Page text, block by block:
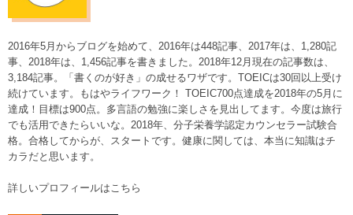
2016年5月からブログを始めて、2016年は448記事、2017年は、1,280記
事、2018年は、1,456記事を書きました。2018年12月現在の記事数は、
3,184記事。「書くのが好き」の成せるワザです。TOEICは30回以上受け
続けています。もはやライフワーク！ TOEIC700点達成を2018年の5月に
達成！目標は900点。多言語の勉強に楽しさを見出してます。今度は旅行
でも活用できたらいいな。2018年、分子栄養学認定カウンセラー試験合
格。合格してからが、スタートです。健康に関しては、本当に知識はチ
カラだと思います。
詳しいプロフィールはこちら